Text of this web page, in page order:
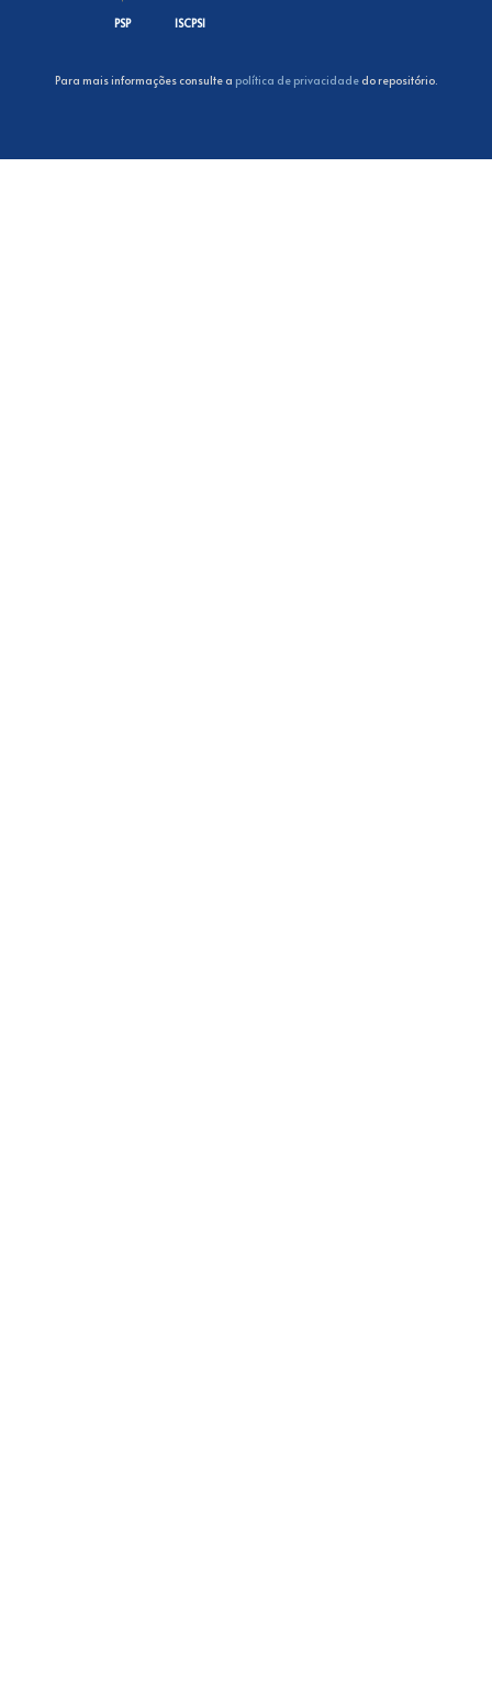
PSP ISCPSI
Para mais informações consulte a política de privacidadedo repositório.